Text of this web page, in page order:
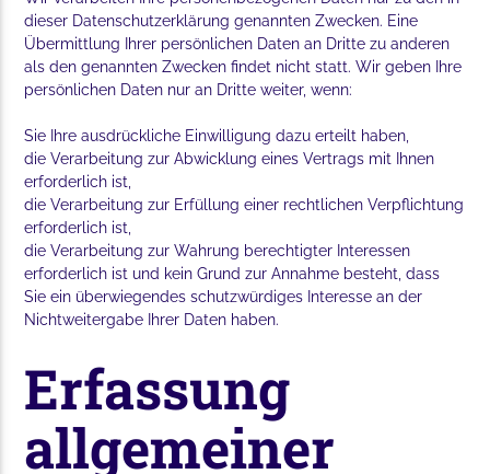
dieser Datenschutzerklärung genannten Zwecken. Eine
Übermittlung Ihrer persönlichen Daten an Dritte zu anderen
als den genannten Zwecken findet nicht statt. Wir geben Ihre
persönlichen Daten nur an Dritte weiter, wenn:
Sie Ihre ausdrückliche Einwilligung dazu erteilt haben,
die Verarbeitung zur Abwicklung eines Vertrags mit Ihnen
erforderlich ist,
die Verarbeitung zur Erfüllung einer rechtlichen Verpflichtung
erforderlich ist,
die Verarbeitung zur Wahrung berechtigter Interessen
erforderlich ist und kein Grund zur Annahme besteht, dass
Sie ein überwiegendes schutzwürdiges Interesse an der
Nichtweitergabe Ihrer Daten haben.
Erfassung
allgemeiner